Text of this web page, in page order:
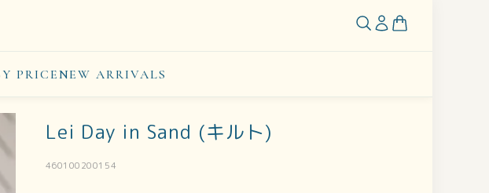
PRICENEW ARRIVALS
Lei Day in Sand (キルト)
460100200154